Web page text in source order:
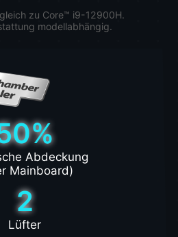
zu Core™ i9-12900H.
modellabhängig.
Abdeckung
Mainboard)
2
Lüfter